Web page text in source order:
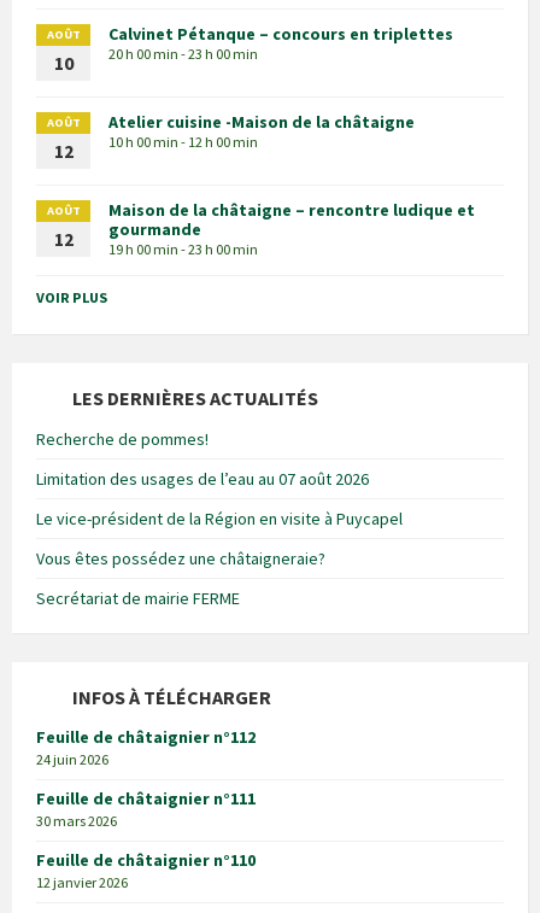
AOÛT
10
Calvinet Pétanque – concours en triplettes
20 h 00 min - 23 h 00 min
AOÛT
12
Atelier cuisine -Maison de la châtaigne
10 h 00 min - 12 h 00 min
AOÛT
12
Maison de la châtaigne – rencontre ludique et
gourmande
19 h 00 min - 23 h 00 min
VOIR PLUS
LES DERNIÈRES ACTUALITÉS
Recherche de pommes!
Limitation des usages de l’eau au 07 août 2026
Le vice-président de la Région en visite à Puycapel
Vous êtes possédez une châtaigneraie?
Secrétariat de mairie FERME
INFOS À TÉLÉCHARGER
Feuille de châtaignier n°112
24 juin 2026
Feuille de châtaignier n°111
30 mars 2026
Feuille de châtaignier n°110
12 janvier 2026